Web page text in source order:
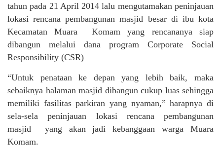
tahun pada 21 April 2014 lalu mengutamakan peninjauan
lokasi rencana pembangunan masjid besar di ibu kota
Kecamatan Muara Komam yang rencananya siap
dibangun melalui dana program Corporate Social
Responsibility (CSR)
“Untuk penataan ke depan yang lebih baik, maka
sebaiknya halaman masjid dibangun cukup luas sehingga
memiliki fasilitas parkiran yang nyaman,” harapnya di
sela-sela peninjauan lokasi rencana pembangunan
masjid yang akan jadi kebanggaan warga Muara
Komam.